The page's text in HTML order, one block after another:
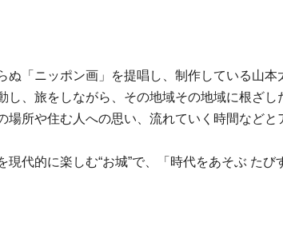
「ニッポン画」を提唱し、制作している山
、旅をしながら、その地域その地域に根ざ
所や住む人への思い、流れていく時間など
代的に楽しむ“お城”で、「時代をあそぶ た